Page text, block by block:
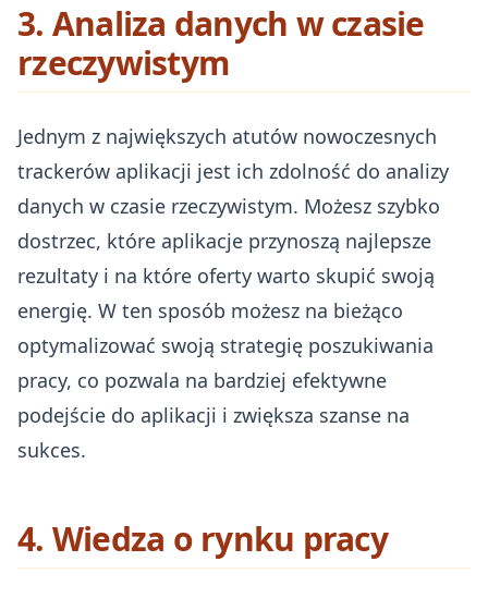
3. Analiza danych w czasie
rzeczywistym
Jednym z największych atutów nowoczesnych
trackerów aplikacji jest ich zdolność do analizy
danych w czasie rzeczywistym. Możesz szybko
dostrzec, które aplikacje przynoszą najlepsze
rezultaty i na które oferty warto skupić swoją
energię. W ten sposób możesz na bieżąco
optymalizować swoją strategię poszukiwania
pracy, co pozwala na bardziej efektywne
podejście do aplikacji i zwiększa szanse na
sukces.
4. Wiedza o rynku pracy